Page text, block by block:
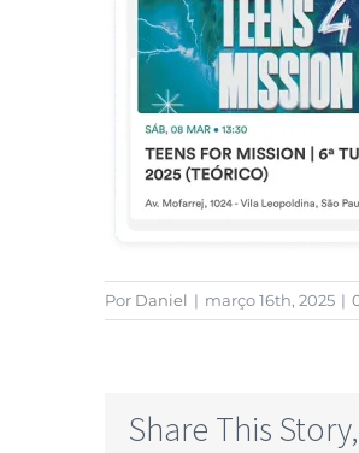
Por Daniel | março 16th, 2025 |
Share This